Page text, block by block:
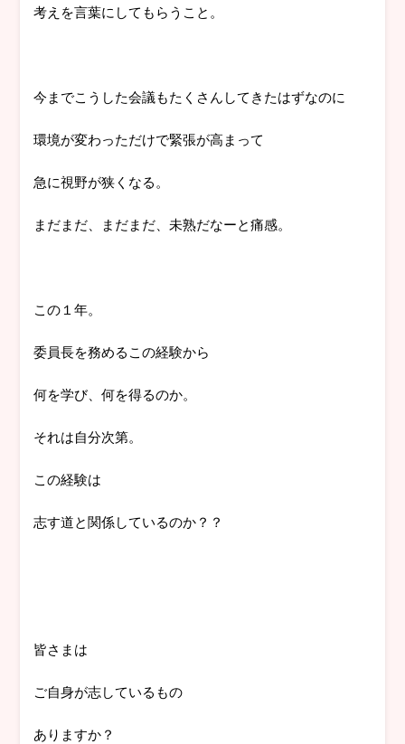
考えを言葉にしてもらうこと。
今までこうした会議もたくさんしてきたはずなのに
環境が変わっただけで緊張が高まって
急に視野が狭くなる。
まだまだ、まだまだ、未熟だなーと痛感。
この１年。
委員長を務めるこの経験から
何を学び、何を得るのか。
それは自分次第。
この経験は
志す道と関係しているのか？？
皆さまは
ご自身が志しているもの
ありますか？